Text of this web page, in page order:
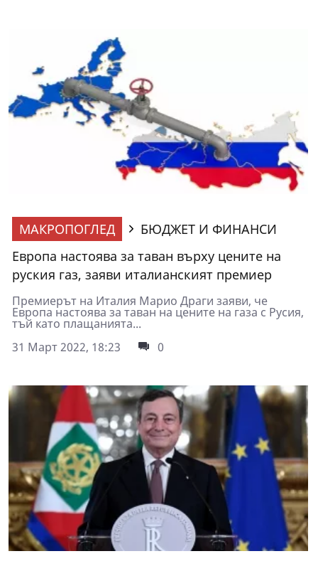
МАКРОПОГЛЕД
БЮДЖЕТ И ФИНАНСИ
Европа настоява за таван върху цените на
руския газ, заяви италианският премиер
Премиерът на Италия Марио Драги заяви, че
Европа настоява за таван на цените на газа с Русия,
тъй като плащанията...
31 Март 2022, 18:23
0